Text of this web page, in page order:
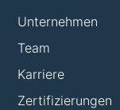
Unternehmen
Team
Karriere
Zertifizierungen